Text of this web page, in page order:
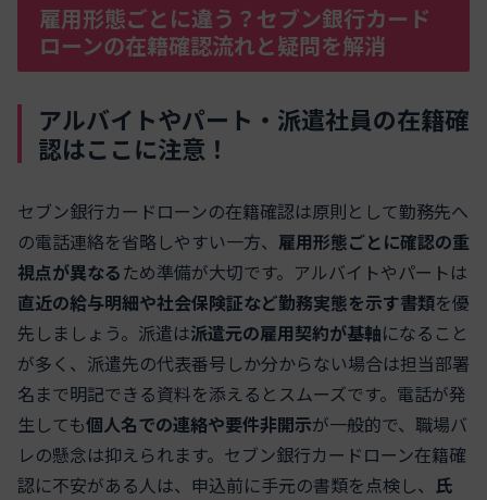
雇用形態ごとに違う？セブン銀行カード
ローンの在籍確認流れと疑問を解消
アルバイトやパート・派遣社員の在籍確
認はここに注意！
セブン銀行カードローンの在籍確認は原則として勤務先へ
の電話連絡を省略しやすい一方、 雇用形態ごとに確認の重
視点が異なるため準備が大切です。アルバイトやパートは
直近の給与明細や社会保険証など勤務実態を示す書類を優
先しましょう。派遣は派遣元の雇用契約が基軸になること
が多く、派遣先の代表番号しか分からない場合は担当部署
名まで明記できる資料を添えるとスムーズです。電話が発
生しても個人名での連絡や要件非開示が一般的で、職場バ
レの懸念は抑えられます。セブン銀行カードローン在籍確
認に不安がある人は、申込前に手元の書類を点検し、 氏